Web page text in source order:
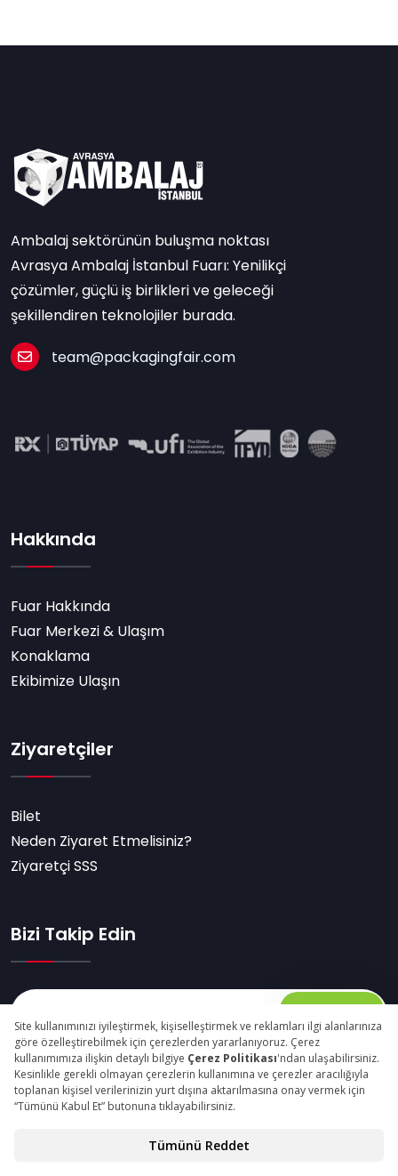
Ambalaj sektörünün buluşma noktası
Avrasya Ambalaj İstanbul Fuarı: Yenilikçi
çözümler, güçlü iş birlikleri ve geleceği
şekillendiren teknolojiler burada.
team@packagingfair.com
Hakkında
Fuar Hakkında
Fuar Merkezi & Ulaşım
Konaklama
Ekibimize Ulaşın
Ziyaretçiler
Bilet
Neden Ziyaret Etmelisiniz?
Ziyaretçi SSS
Bizi Takip Edin